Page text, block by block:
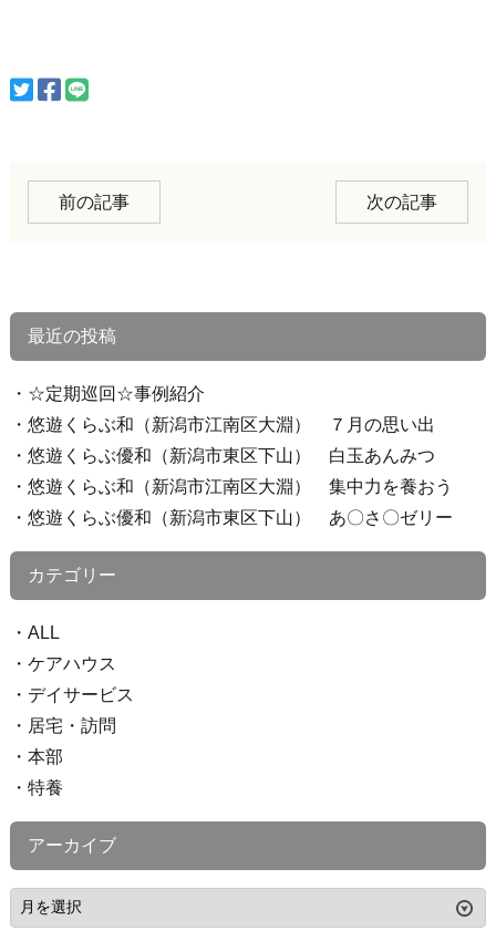
前の記事 次の記事
最近の投稿
☆定期巡回☆事例紹介
悠遊くらぶ和（新潟市江南区大淵） ７月の思い出
悠遊くらぶ優和（新潟市東区下山） 白玉あんみつ
悠遊くらぶ和（新潟市江南区大淵） 集中力を養おう
悠遊くらぶ優和（新潟市東区下山） あ〇さ〇ゼリー
カテゴリー
ALL
ケアハウス
デイサービス
居宅・訪問
本部
特養
アーカイブ